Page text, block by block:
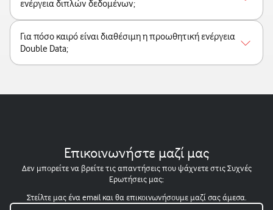
ενέργεια διπλών δεδομένων;
Για πόσο καιρό είναι διαθέσιμη η προωθητική ενέργεια
Double Data;
Επικοινωνήστε μαζί μας
Δεν μπορείτε να βρείτε τις απαντήσεις που ψάχνετε στις Συχνές
Ερωτήσεις μας;
Στείλτε μας ένα email και θα επικοινωνήσουμε μαζί σας άμεσα.